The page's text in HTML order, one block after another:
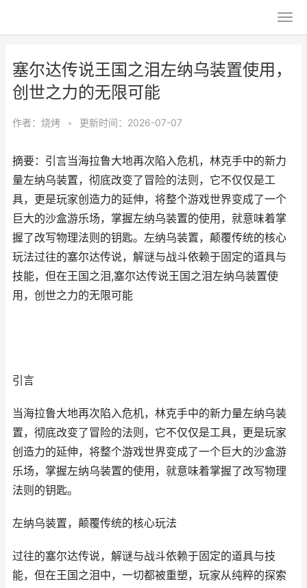
塞尔达传说王国之泪左纳乌装置使用，
创世之力的无限可能
作者： 烧烤 • 更新时间：2026-07-07
摘要：引言当海拉鲁大地再次陷入危机，林克手中的新力
量左纳乌装置，彻底改变了冒险的法则，它不仅仅是工
具，更是玩家创造力的延伸，将整个游戏世界变成了一个
巨大的沙盒游乐场，掌握左纳乌装置的使用，就意味着掌
握了改写物理法则的钥匙。左纳乌装置，颠覆传统的核心
玩法过往的塞尔达传说，解谜与战斗依赖于固定的道具与
技能，但在王国之泪,塞尔达传说王国之泪左纳乌装置使
用，创世之力的无限可能
引言
当海拉鲁大地再次陷入危机，林克手中的新力量左纳乌装
置，彻底改变了冒险的法则，它不仅仅是工具，更是玩家
创造力的延伸，将整个游戏世界变成了一个巨大的沙盒游
乐场，掌握左纳乌装置的使用，就意味着掌握了改写物理
法则的钥匙。
左纳乌装置，颠覆传统的核心玩法
过往的塞尔达传说，解谜与战斗依赖于固定的道具与技
能，但在王国之泪中，一切都被重塑，玩家从纯粹的探索